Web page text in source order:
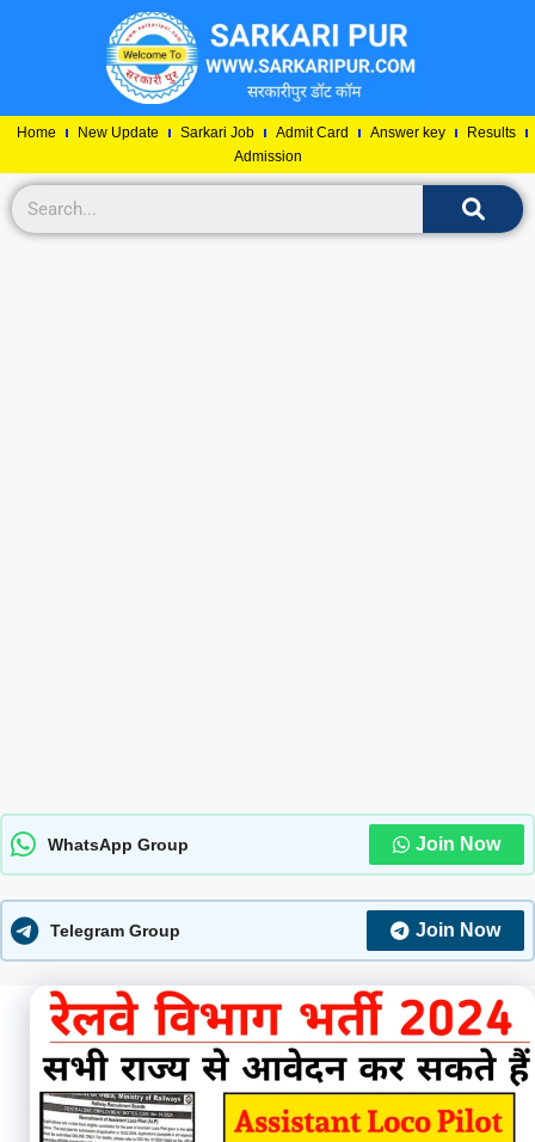
Home New Update Sarkari Job Admit Card Answer key
Results
Admission
WhatsApp Group Join Now
Telegram Group Join Now